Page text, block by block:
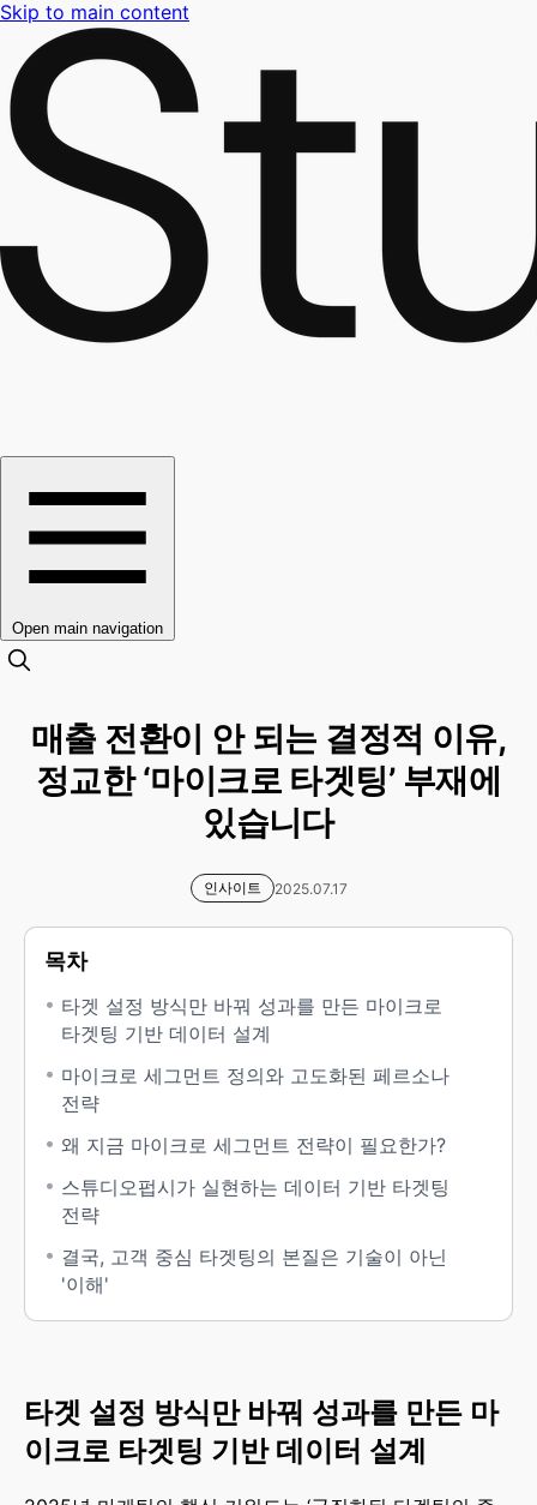
Skip to main content
Open main navigation
매출 전환이 안 되는 결정적 이유,
정교한 ‘마이크로 타겟팅’ 부재에
있습니다
인사이트 2025.07.17
목차
타겟 설정 방식만 바꿔 성과를 만든 마이크로
타겟팅 기반 데이터 설계
마이크로 세그먼트 정의와 고도화된 페르소나
전략
왜 지금 마이크로 세그먼트 전략이 필요한가?
스튜디오펍시가 실현하는 데이터 기반 타겟팅
전략
결국, ​고객 중심 타겟팅의 본질은 기술이 아닌
'이해'
타겟 설정 방식만 바꿔 성과를 만든 마
이크로 타겟팅 기반 데이터 설계